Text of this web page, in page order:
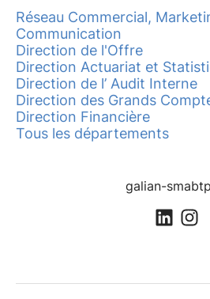
Réseau Commercial,
Communication
Direction de l'Offre
Direction Actuariat et
Direction de l’ Audit Interne
Direction des Grands
Direction Financière
Tous les départements
galian-